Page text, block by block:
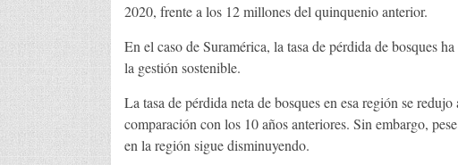
2020, frente a los 12 millones del quinquenio anterior.
En el caso de Suramérica, la tasa de pérdida de bosques
la gestión sostenible.
La tasa de pérdida neta de bosques en esa región se
comparación con los 10 años anteriores. Sin embargo,
en la región sigue disminuyendo.